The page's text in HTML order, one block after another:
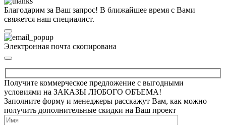
Благодарим за Ваш запрос! В ближайшее время с Вами
свяжется наш специалист.
Электронная почта скопирована
Получите коммерческое предложение с выгодными
условиями на ЗАКАЗЫ ЛЮБОГО ОБЪЕМА!
Заполните форму и менеджеры расскажут Вам, как можно
получить дополнительные скидки на Ваш проект